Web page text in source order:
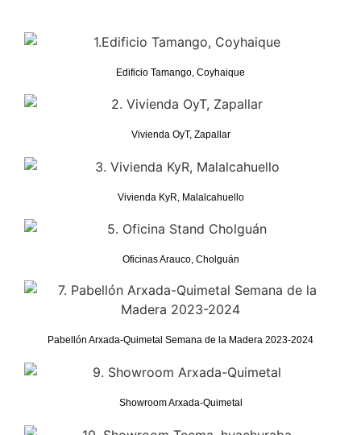
Edificio Tamango, Coyhaique
Vivienda OyT, Zapallar
Vivienda KyR, Malalcahuello
Oficinas Arauco, Cholguán
Pabellón Arxada-Quimetal Semana de la Madera 2023-2024
Showroom Arxada-Quimetal